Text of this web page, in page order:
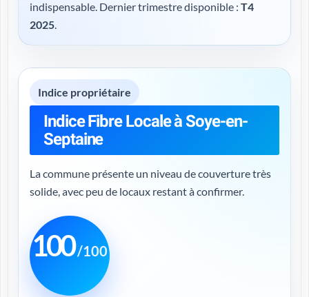
indispensable. Dernier trimestre disponible : T4
2025.
Indice propriétaire
Indice Fibre Locale à Soye-en-
Septaine
La commune présente un niveau de couverture très
solide, avec peu de locaux restant à confirmer.
100/100